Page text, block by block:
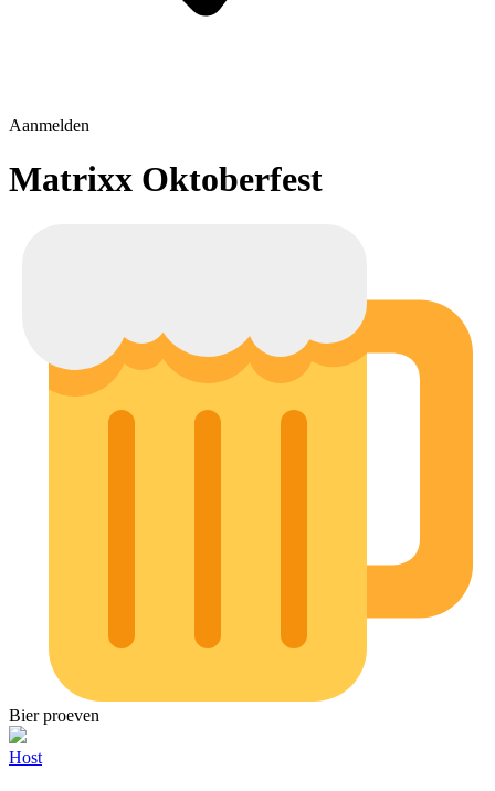
Aanmelden
Matrixx Oktoberfest
Bier proeven
Host